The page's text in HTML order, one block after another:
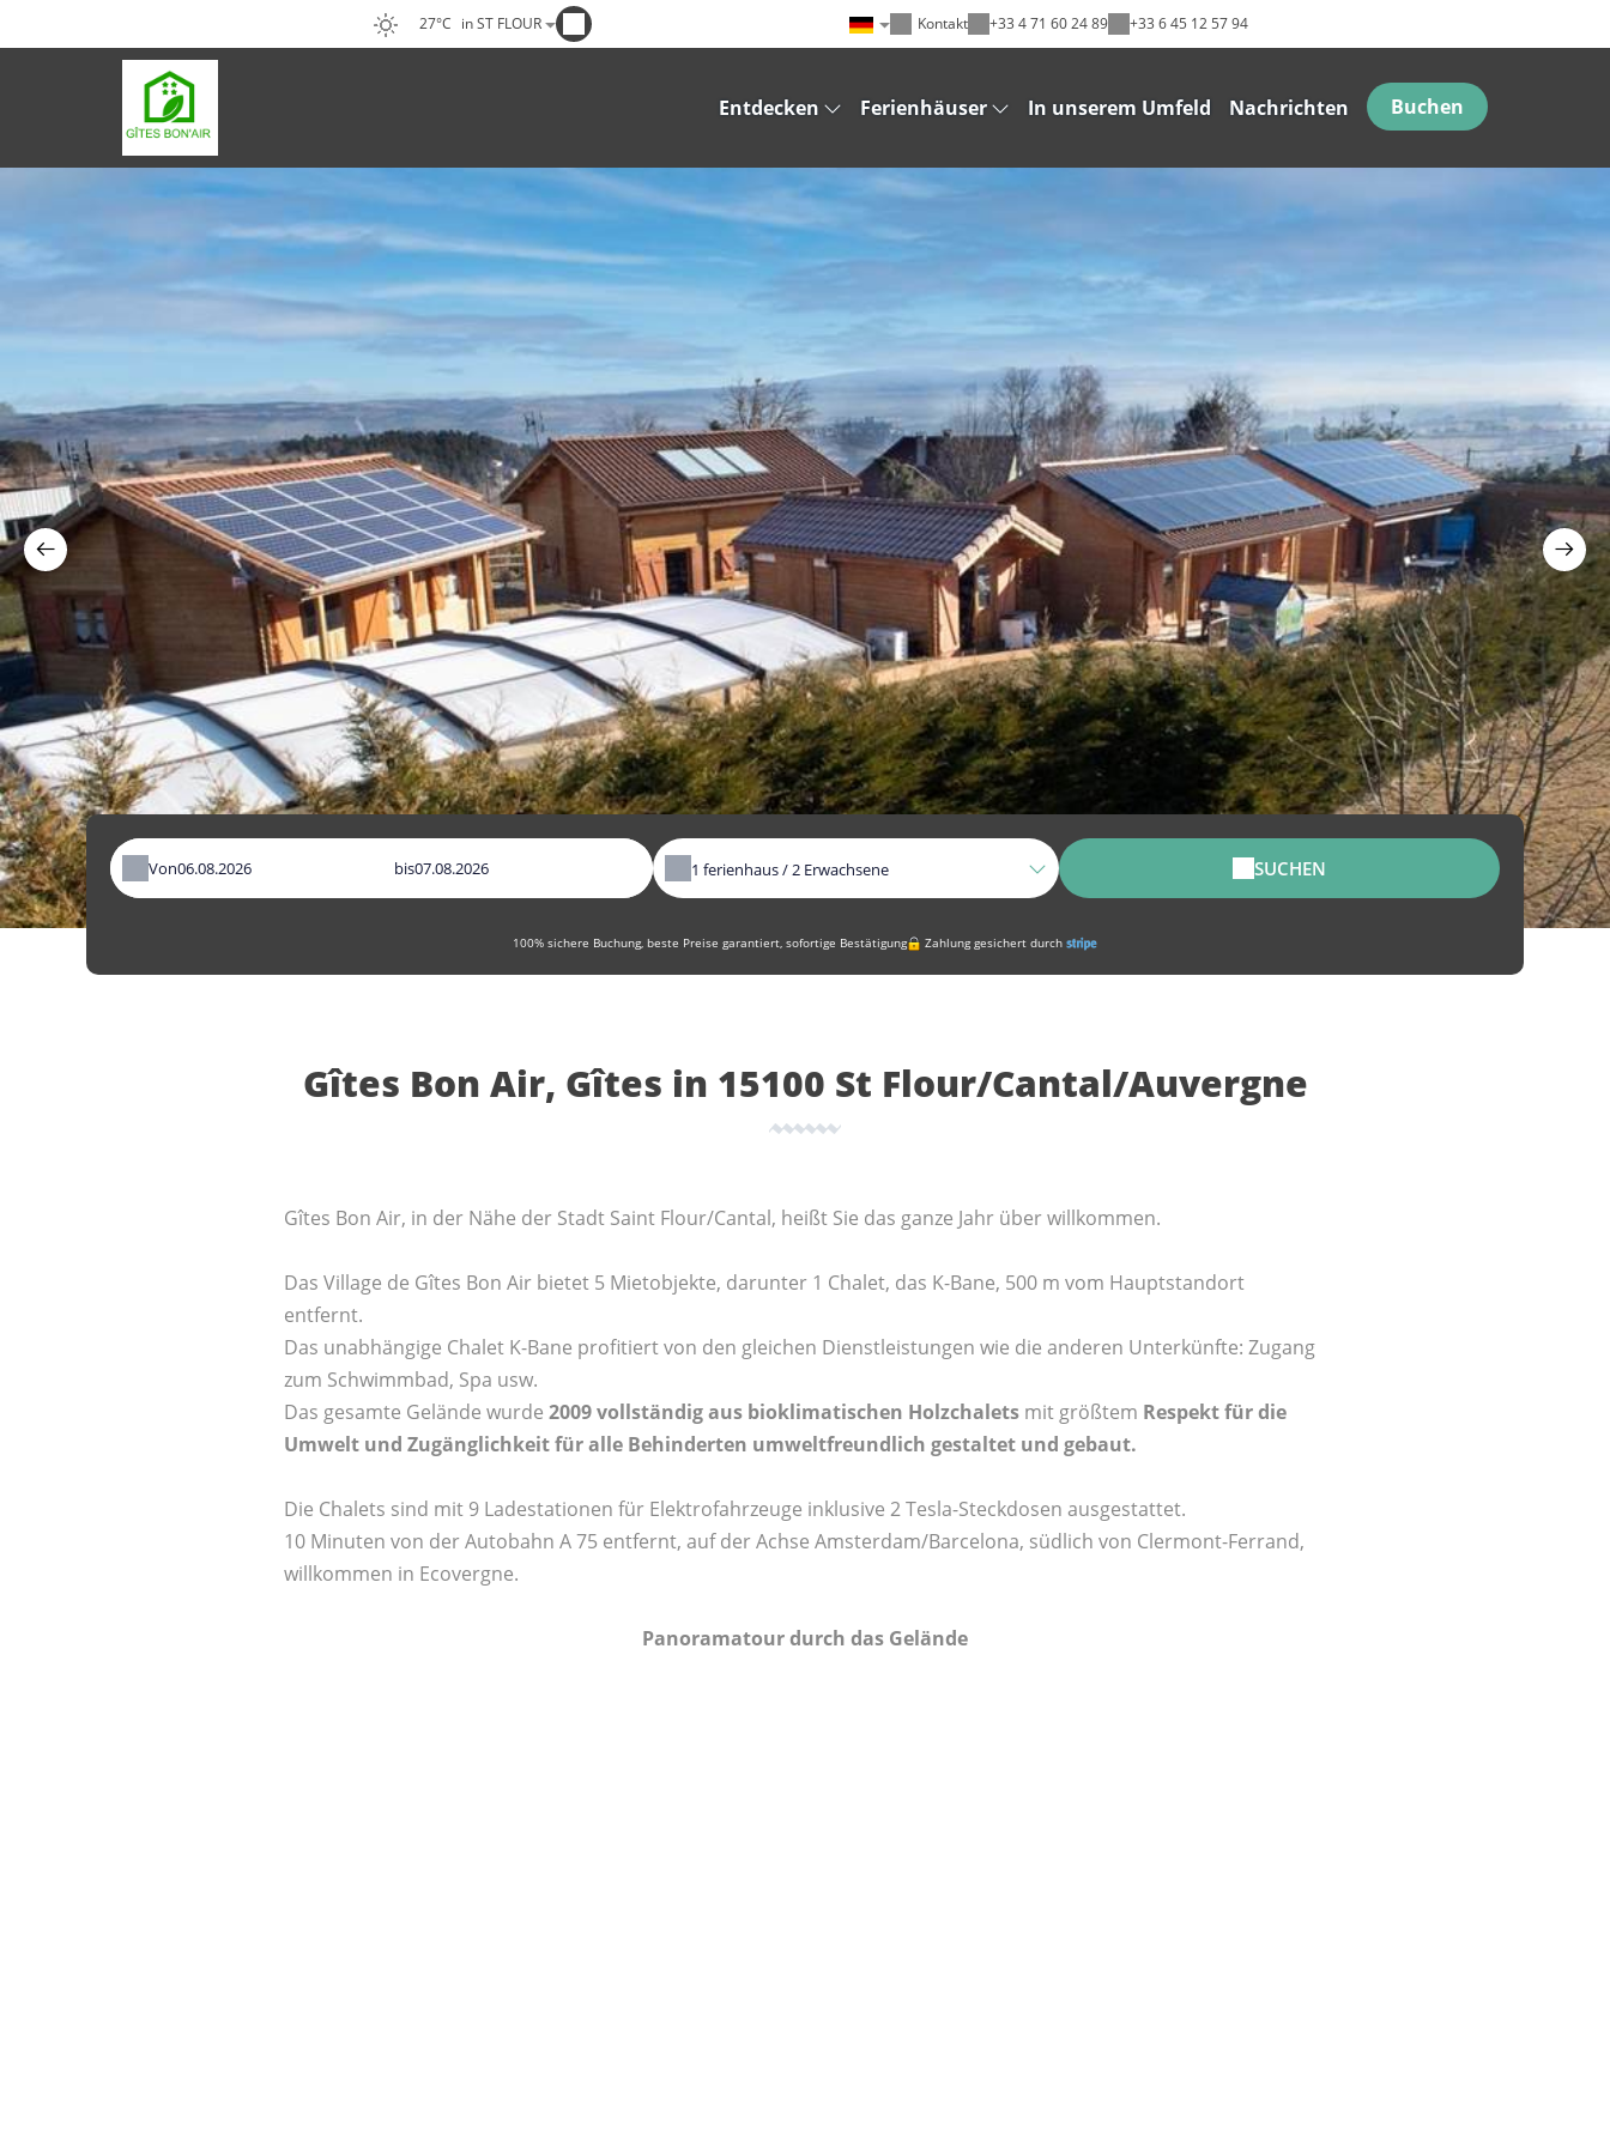
27°C in ST FLOUR Kontakt +33 4 71 60 24 89 +33 6 45 12 57 94
Entdecken Ferienhäuser In unserem Umfeld Nachrichten Buchen
Von bis 1 ferienhaus /2 Erwachsene SUCHEN
100% sichere Buchung, beste Preise garantiert, sofortige Bestätigung Zahlung gesichert durch
Gîtes Bon Air, Gîtes in 15100 St Flour/Cantal/Auvergne
Gîtes Bon Air, in der Nähe der Stadt Saint Flour/Cantal, heißt Sie das ganze Jahr über willkommen.
Das Village de Gîtes Bon Air bietet 5 Mietobjekte, darunter 1 Chalet, das K-Bane, 500 m vom Hauptstandort
entfernt.
Das unabhängige Chalet K-Bane profitiert von den gleichen Dienstleistungen wie die anderen Unterkünfte: Zugang
zum Schwimmbad, Spa usw.
Das gesamte Gelände wurde 2009 vollständig aus bioklimatischen Holzchalets mit größtem Respekt für die
Umwelt und Zugänglichkeit für alle Behinderten umweltfreundlich gestaltet und gebaut.
Die Chalets sind mit 9 Ladestationen für Elektrofahrzeuge inklusive 2 Tesla-Steckdosen ausgestattet.
10 Minuten von der Autobahn A 75 entfernt, auf der Achse Amsterdam/Barcelona, südlich von Clermont-Ferrand,
willkommen in Ecovergne.
Panoramatour durch das Gelände